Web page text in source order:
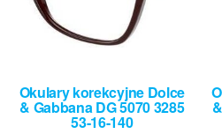
Okulary korekcyjne Dolce
& Gabbana DG 5070 3285
53-16-140